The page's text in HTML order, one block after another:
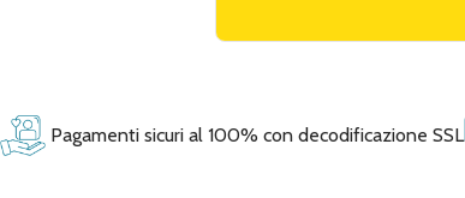
Pagamenti sicuri al 100% con decodificazione SSL